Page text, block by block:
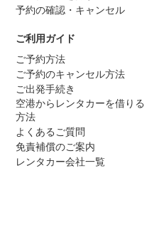
予約の確認・キャンセル
ご利用ガイド
ご予約方法
ご予約のキャンセル方法
ご出発手続き
空港からレンタカーを借りる
方法
よくあるご質問
免責補償のご案内
レンタカー会社一覧